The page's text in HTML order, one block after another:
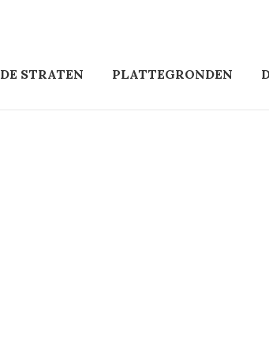
DE STRATEN PLATTEGRONDEN